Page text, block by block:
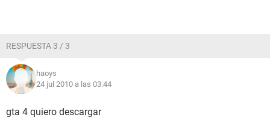
RESPUESTA 3 / 3
haoys
24 jul 2010 a las 03:44
gta 4 quiero descargar